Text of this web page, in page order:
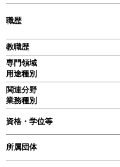
職歴
教職歴
専門領域
用途種別
関連分野
業務種別
資格・学位等
所属団体